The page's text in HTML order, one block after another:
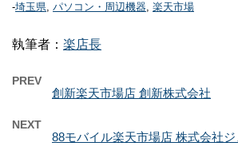
-埼玉県, パソコン・周辺機器, 楽天市場
執筆者： 楽店長
PREV
創新楽天市場店 創新株式会社
NEXT
88モバイル楽天市場店 株式会社ジ